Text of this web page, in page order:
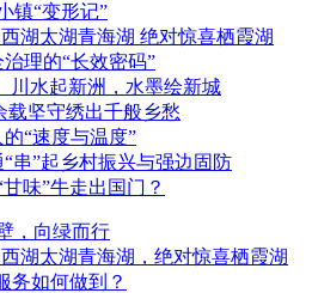
镇“变形记”
湖太湖青海湖 绝对惊喜栖霞湖
理的“长效密码”
川水起新洲，水墨绘新城
载坚守绣出千般乡愁
“速度与温度”
串”起乡村振兴与强边固防
味”牛走出国门？
，向绿而行
湖太湖青海湖，绝对惊喜栖霞湖
务如何做到？